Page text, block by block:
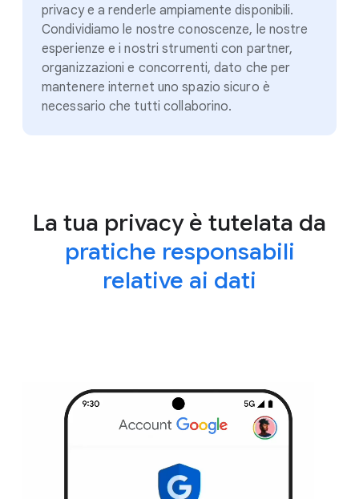
privacy e a renderle ampiamente disponibili.
Condividiamo le nostre conoscenze, le nostre
esperienze e i nostri strumenti con partner,
organizzazioni e concorrenti, dato che per
mantenere internet uno spazio sicuro è
necessario che tutti collaborino.
La tua privacy è tutelata da
pratiche responsabili
relative ai dati